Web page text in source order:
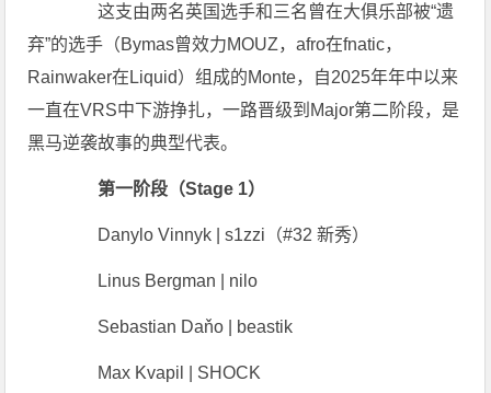
这支由两名英国选手和三名曾在大俱乐部被“遗
弃”的选手（Bymas曾效力MOUZ，afro在fnatic，
Rainwaker在Liquid）组成的Monte，自2025年年中以来
一直在VRS中下游挣扎，一路晋级到Major第二阶段，是
黑马逆袭故事的典型代表。
第一阶段（Stage 1）
Danylo Vinnyk | s1zzi（#32 新秀）
Linus Bergman | nilo
Sebastian Daňo | beastik
Max Kvapil | SHOCK